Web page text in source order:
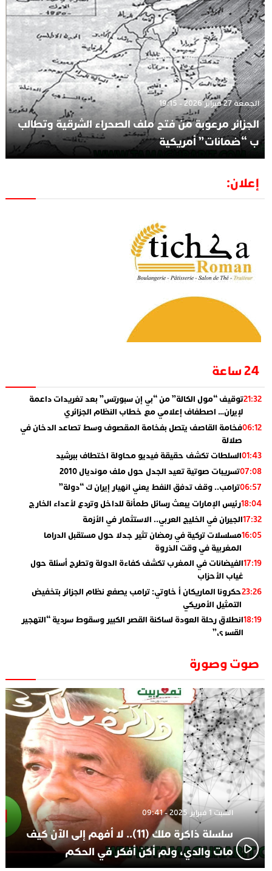
الجمعة 27 فبراير 2026 - 19:15
الجزائر مرعوبة من فتح ملف الصحراء الشرقية وتطالب
ب “ضمانات” أمريكية
إعلان:
24 ساعة
21:32توقيف “مول الكالة” من “بي إن سبورتس” بعد تغريدات داعمة
لإيران… اصطفاف إعلامي مع خطاب النظام الجزائري
06:12فخامة القاصف يتصل بفخامة المقصوف وسط تصاعد الدخان في
صلالة
01:43السلطات تكشف حقيقة فيديو محاولة اختطاف ببرشيد
07:08تسريبات صوتية تعيد الجدل حول ملف مونديال 2010
06:57ترامب.. وقف تدفق النفط يعني انهيار إيران ك “دولة”
18:04رئيس الإمارات يبعث رسائل طمأنة للداخل وتردع لأعداء الخارج
17:32الجيران في الخليج العربي.. الاستثمار في الأزمة
16:05مسلسلات تركية في رمضان تثير جدلا حول مستقبل الدراما
المغربية في وقت الذروة
17:19الفيضانات في المغرب تكشف كفاءة الدولة وتطرح أسئلة حول
غياب الأحزاب
23:26حكرونا الماريكان أ خاوتي: ترامب يصفع نظام الجزائر بتخفيض
التمثيل الأمريكي
18:19انطلاق رحلة العودة لساكنة القصر الكبير وسقوط سردية “التهجير
القسري”
01:55
​”لارام”.. 3 خطوط أخرى نحو إسبانيا وهذه هي الوجهات
14:37الاعلامي حسن فاتح.. لهذا السبب يرفض بعض لاعبوا المنتخب
تعيين السكتيوي
صوت وصورة
السبت 1 فبراير 2025 - 09:41
سلسلة ذاكرة ملك (11).. لا أفهم إلى الآن كيف
مات والدي، ولم أكن أفكر في الحكم